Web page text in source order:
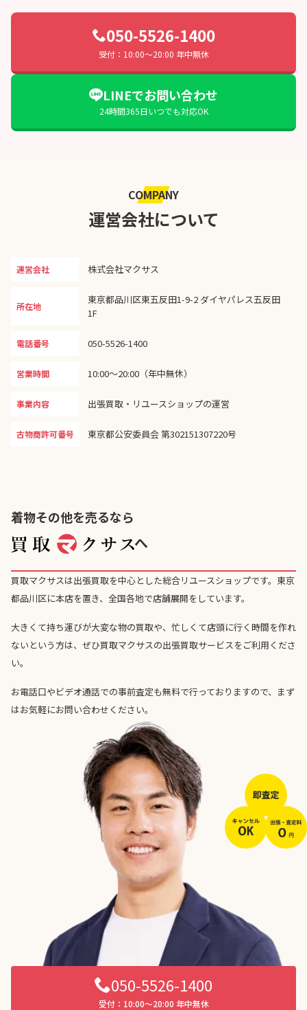
050-5526-1400
受付：10:00〜20:00 年中無休
LINEでお問い合わせ
24時間365日いつでも対応OK
COMPANY
運営会社について
運営会社 株式会社マクサス
所在地
東京都品川区東五反田1-9-2 ダイヤパレス五反田
1F
電話番号 050-5526-1400
営業時間 10:00〜20:00（年中無休）
事業内容 出張買取・リユースショップの運営
古物商許可番号 東京都公安委員会 第302151307220号
着物その他を売るなら
へ
買取マクサスは出張買取を中心とした総合リユースショップです。東京
都品川区に本店を置き、全国各地で店舗展開をしています。
大きくて持ち運びが大変な物の買取や、忙しくて店頭に行く時間を作れ
ないという方は、ぜひ買取マクサスの出張買取サービスをご利用くださ
い。
お電話口やビデオ通話での事前査定も無料で行っておりますので、まず
はお気軽にお問い合わせください。
050-5526-1400
受付：10:00〜20:00 年中無休